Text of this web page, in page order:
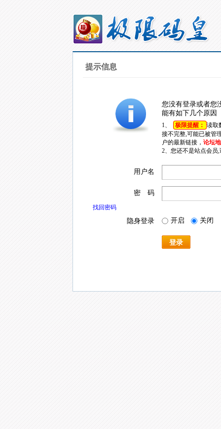
提示信息
您没有登录或者您
能有如下几个原因
1、 极限提醒： 读取
接不完整,可能已被管
户的最新链接， 论坛
2、您还不是站点会员
用户名
密 码
找回密码
隐身登录 开启 关闭
登录